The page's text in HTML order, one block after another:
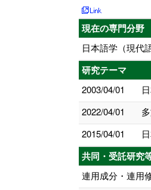
現在の専門分野
日本語学（現代
研究テーマ
2003/04/01
2022/04/01
2015/04/01
共同・受託研究
連用成分・連用